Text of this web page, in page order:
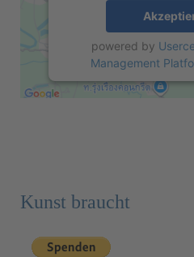
powered by
Management
Kunst braucht